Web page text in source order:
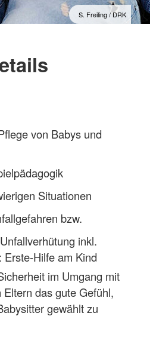
S. Freiling / DRK
von Babys und
Situationen
bzw.
inkl.
Hilfe am Kind
im Umgang mit
das gute Gefühl,
gewählt zu